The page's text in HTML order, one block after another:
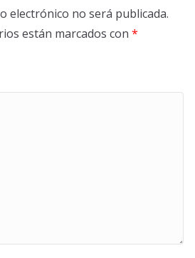
electrónico no será publicada.
están marcados con *